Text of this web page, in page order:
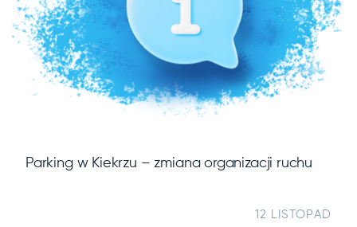
Parking w Kiekrzu – zmiana organizacji ruchu
12 LISTOPAD